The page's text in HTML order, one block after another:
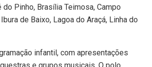
Pinho, Brasília Teimosa, Campo
de Baixo, Lagoa do Araçá, Linha do
infantil, com apresentações